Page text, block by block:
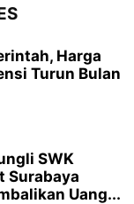
Harga
Turun Bulan
SWK
Surabaya
Uang...